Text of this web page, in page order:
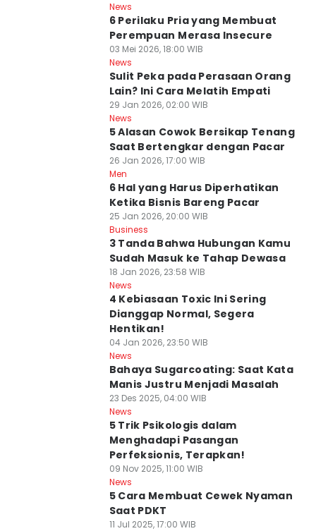
News
6 Perilaku Pria yang Membuat
Perempuan Merasa Insecure
03 Mei 2026, 18:00 WIB
News
Sulit Peka pada Perasaan Orang
Lain? Ini Cara Melatih Empati
29 Jan 2026, 02:00 WIB
News
5 Alasan Cowok Bersikap Tenang
Saat Bertengkar dengan Pacar
26 Jan 2026, 17:00 WIB
Men
6 Hal yang Harus Diperhatikan
Ketika Bisnis Bareng Pacar
25 Jan 2026, 20:00 WIB
Business
3 Tanda Bahwa Hubungan Kamu
Sudah Masuk ke Tahap Dewasa
18 Jan 2026, 23:58 WIB
News
4 Kebiasaan Toxic Ini Sering
Dianggap Normal, Segera
Hentikan!
04 Jan 2026, 23:50 WIB
News
Bahaya Sugarcoating: Saat Kata
Manis Justru Menjadi Masalah
23 Des 2025, 04:00 WIB
News
5 Trik Psikologis dalam
Menghadapi Pasangan
Perfeksionis, Terapkan!
09 Nov 2025, 11:00 WIB
News
5 Cara Membuat Cewek Nyaman
Saat PDKT
11 Jul 2025, 17:00 WIB